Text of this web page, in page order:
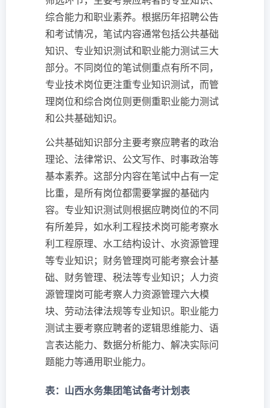
综合能力和职业素养。根据历年招聘公告
和考试情况，笔试内容通常包括公共基础
知识、专业知识测试和职业能力测试三大
部分。不同岗位的笔试侧重点有所不同，
专业技术岗位更注重专业知识测试，而管
理岗位和综合岗位则更侧重职业能力测试
和公共基础知识。
公共基础知识部分主要考察应聘者的政治
理论、法律常识、公文写作、时事政治等
基本素养。这部分内容在笔试中占有一定
比重，是所有岗位都需要掌握的基础内
容。专业知识测试则根据应聘岗位的不同
有所差异，如水利工程技术岗可能考察水
利工程原理、水工结构设计、水资源管理
等专业知识；财务管理岗可能考察会计基
础、财务管理、税法等专业知识；人力资
源管理岗可能考察人力资源管理六大模
块、劳动法律法规等专业知识。职业能力
测试主要考察应聘者的逻辑思维能力、语
言表达能力、数据分析能力、解决实际问
题能力等通用职业能力。
表：山西水务集团笔试备考计划表